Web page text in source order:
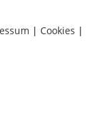
| Cookies |